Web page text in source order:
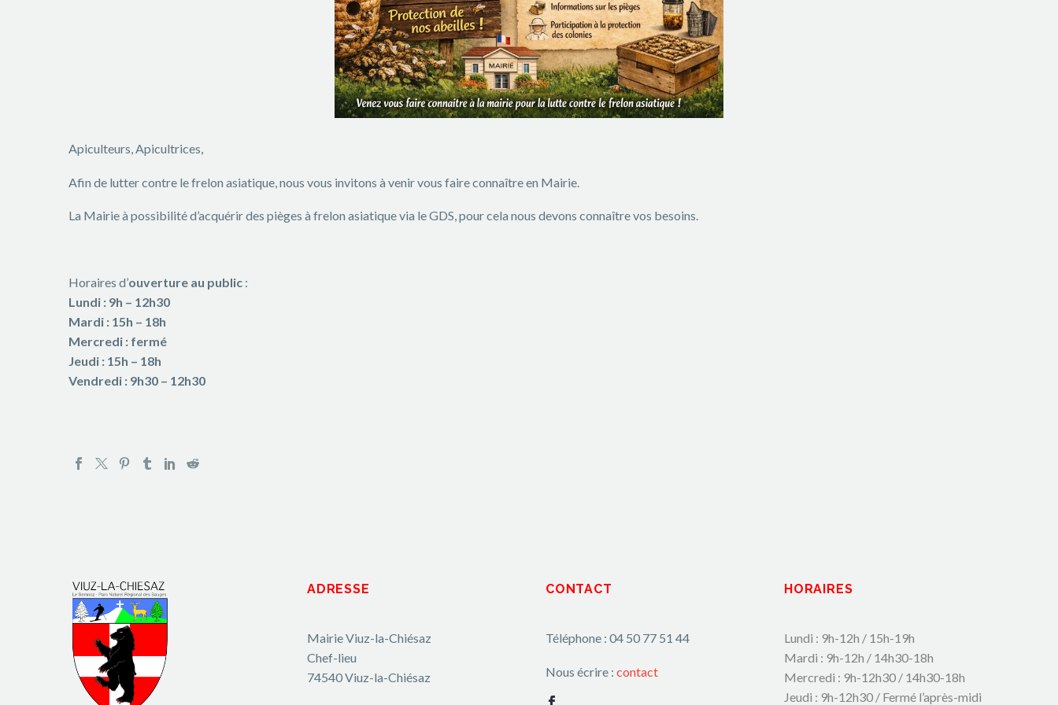
Apiculteurs, Apicultrices,
Afin de lutter contre le frelon asiatique, nous vous invitons à venir vous faire connaître en Mairie.
La Mairie à possibilité d’acquérir des pièges à frelon asiatique via le GDS, pour cela nous devons connaître vos besoins.
Horaires d’ouverture au public :
Lundi : 9h – 12h30
Mardi : 15h – 18h
Mercredi : fermé
Jeudi : 15h – 18h
Vendredi : 9h30 – 12h30
ADRESSE
Mairie Viuz-la-Chiésaz
Chef-lieu
74540 Viuz-la-Chiésaz
CONTACT
Téléphone : 04 50 77 51 44
Nous écrire : contact
HORAIRES
Lundi : 9h-12h / 15h-19h
Mardi : 9h-12h / 14h30-18h
Mercredi : 9h-12h30 / 14h30-18h
Jeudi : 9h-12h30 / Fermé l’après-midi